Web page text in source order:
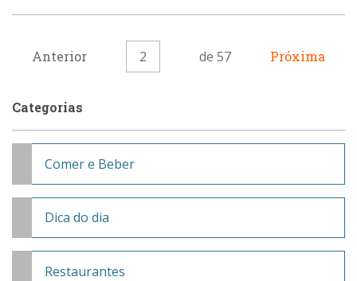
Anterior 2 de 57 Próxima
Categorias
Comer e Beber
Dica do dia
Restaurantes